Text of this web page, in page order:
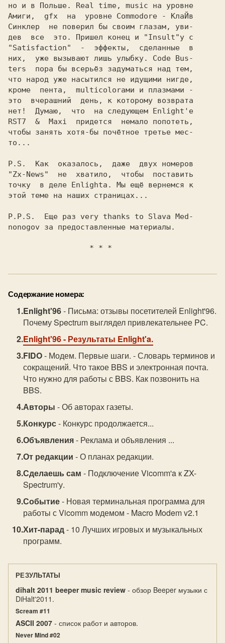
но и в Польше. Real time, music на уровне
Амиги,  gfx  на  уровне Commodore - КлаЙв
Синклер  не поверил бы своим глазам, уви-
дев  все  это. Пришел конец и "Insult"у с
"Satisfaction"  -  эффекты,  сделанные  в
них,  уже вызывают лишь улыбку. Code Bus-
ters  пора бы всерьёз задуматься над тем,
что народ уже насытился не идущими нигде,
кроме  пента,  multicolorами и плазмами -
это  вчерашний  день, к которому возврата
нет!  Думаю,  что  на следующем Enlight'е
RST7  &  Maxi  придется  немало попотеть,
чтобы занять хотя-бы почётное третье мес-
то...
P.S.  Как  оказалось,  даже  двух номеров
"Zx-News"  не  хватило,  чтобы  поставить
точку  в деле Enlightа. Мы ещё вернемся к
этой теме на наших страницах...
P.P.S.  Еще раз very thanks to Slava Med-
nonogov за предоставленные материалы.
                  * * *
Содержание номера:
Enlight'96- Письма: отзывы посетителей Enlight'96.
Почему Spectrum выглядел привлекательнее PC.
Enlight'96- Результаты Enlight'a.
FIDO- Модем. Первые шаги. - Словарь терминов и
сокращений. Что такое BBS и электронная почта.
Что нужно для работы с BBS. Как позвонить на
BBS.
Авторы - Об авторах газеты.
Конкурс- Конкурс продолжается...
Объявления- Реклама и объявления ...
От редакции - О планах редакции.
Сделаешь сам - Подключение Vicomm'a к ZX-
Spectrum'у.
Событие- Новая терминальная программа для
работы с Vicomm модемом - Macro Modem v2.1
Хит-парад- 10 Лучших игровых и музыкальных
программ.
РЕЗУЛЬТАТЫ
dihalt 2011 beeper music review - обзор Beeper музыки с
DiHalt'2011.
Scream #11
ASCII 2007 - список работ и авторов.
Never Mind #02